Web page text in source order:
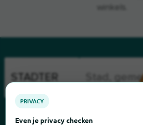
PRIVACY
Even je privacy checken